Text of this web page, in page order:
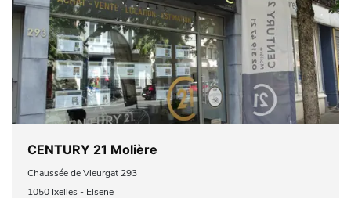
CENTURY 21 Molière
Chaussée de Vleurgat 293
1050 Ixelles - Elsene